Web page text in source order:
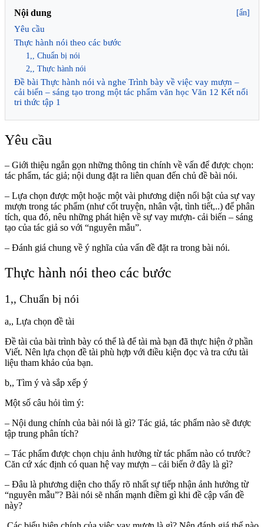
Nội dung [ẩn]
Yêu cầu
Thực hành nói theo các bước
1,, Chuẩn bị nói
2,, Thực hành nói
Đề bài Thực hành nói và nghe Trình bày về việc vay mượn –
cải biến – sáng tạo trong một tác phẩm văn học Văn 12 Kết nối
tri thức tập 1
Yêu cầu
– Giới thiệu ngắn gọn những thông tin chính về vấn để được chọn:
tác phẩm, tác giả; nội dung đặt ra liên quan đến chủ đề bài nói.
– Lựa chọn được một hoặc một vài phương diện nổi bật của sự vay
mượn trong tác phẩm (như cốt truyện, nhân vật, tình tiết,..) để phân
tích, qua đó, nêu những phát hiện về sự vay mượn- cải biến – sáng
tạo của tác giả so với “nguyên mẫu”.
– Đánh giá chung về ý nghĩa của vấn đề đặt ra trong bài nói.
Thực hành nói theo các bước
1,, Chuẩn bị nói
a,, Lựa chọn đề tài
Đề tài của bài trình bày có thể là để tài mà bạn đã thực hiện ở phần
Viết. Nên lựa chọn đề tài phù hợp với điều kiện đọc và tra cứu tài
liệu tham khảo của bạn.
b,, Tìm ý và sắp xếp ý
Một số câu hỏi tìm ý:
– Nội dung chính của bài nói là gì? Tác giả, tác phẩm nào sẽ được
tập trung phân tích?
– Tác phẩm được chọn chịu ảnh hưởng từ tác phẩm nào có trước?
Căn cứ xác định có quan hệ vay mượn – cải biến ở đây là gì?
– Đâu là phương diện cho thấy rõ nhất sự tiếp nhận ảnh hưởng từ
“nguyên mẫu”? Bài nói sẽ nhấn mạnh điềm gì khi đề cập vấn đề
này?